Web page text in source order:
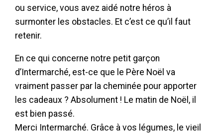
ou service, vous avez aidé notre héros à
surmonter les obstacles. Et c’est ce qu’il faut
retenir.
En ce qui concerne notre petit garçon
d’Intermarché, est-ce que le Père Noël va
vraiment passer par la cheminée pour apporter
les cadeaux ? Absolument ! Le matin de Noël, il
est bien passé.
Merci Intermarché. Grâce à vos légumes, le vieil